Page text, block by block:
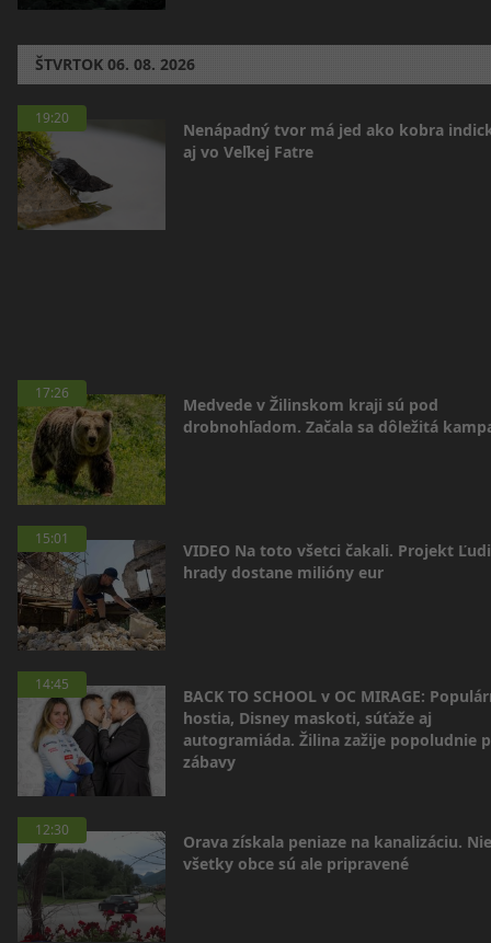
ŠTVRTOK 06. 08. 2026
19:20
Nenápadný tvor má jed ako kobra
aj vo Veľkej Fatre
17:26
Medvede v Žilinskom kraji sú pod
drobnohľadom. Začala sa dôležitá
15:01
VIDEO Na toto všetci čakali. Projekt
hrady dostane milióny eur
14:45
BACK TO SCHOOL v OC MIRAGE:
hostia, Disney maskoti, súťaže aj
autogramiáda. Žilina zažije popoludnie
zábavy
12:30
Orava získala peniaze na kanalizáciu. Nie
všetky obce sú ale pripravené